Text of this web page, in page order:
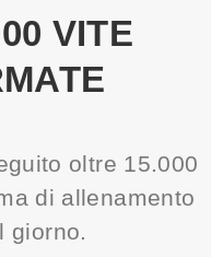
VITE
oltre 15.000
di allenamento
giorno.